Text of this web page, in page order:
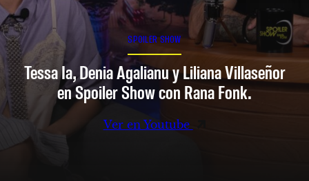
SPOILER SHOW
Tessa Ia, Denia Agalianu y Liliana Villaseñor
en Spoiler Show con Rana Fonk.
Ver en Youtube